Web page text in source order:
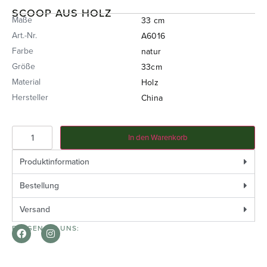
SCOOP AUS HOLZ
Maße
33 cm
Art.-Nr.
A6016
Farbe
natur
Größe
33cm
Material
Holz
Hersteller
China
In den Warenkorb
Produktinformation
Bestellung
Versand
FOLGEN SIE UNS: